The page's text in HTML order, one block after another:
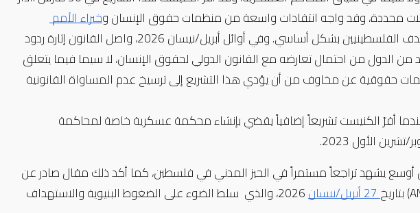
خبراء الأمم
27 أبريل/نيسان